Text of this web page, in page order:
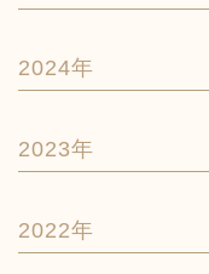
2024年
2023年
2022年